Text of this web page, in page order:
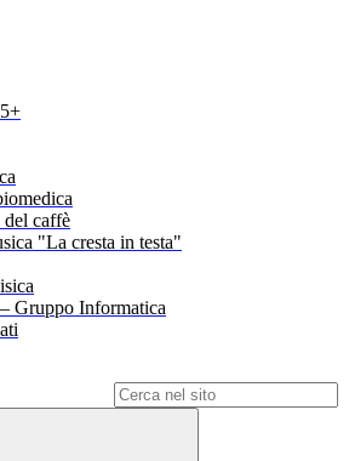
del caffè
"La cresta in testa"
Gruppo Informatica